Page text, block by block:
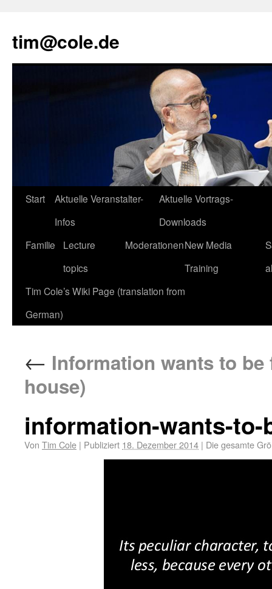
tim@cole.de
Start
Aktuelle Veranstalter-
Infos
Aktuelle Vortrags-
Downloads
Familie
Lecture
topics
ModerationenNew Media
Training
Tim Cole’s Wiki Page (translation from
German)
← Information wants to
house)
information-wants-to-
Von Tim Cole | Publiziert 18. Dezember 2014 | Die gesamte